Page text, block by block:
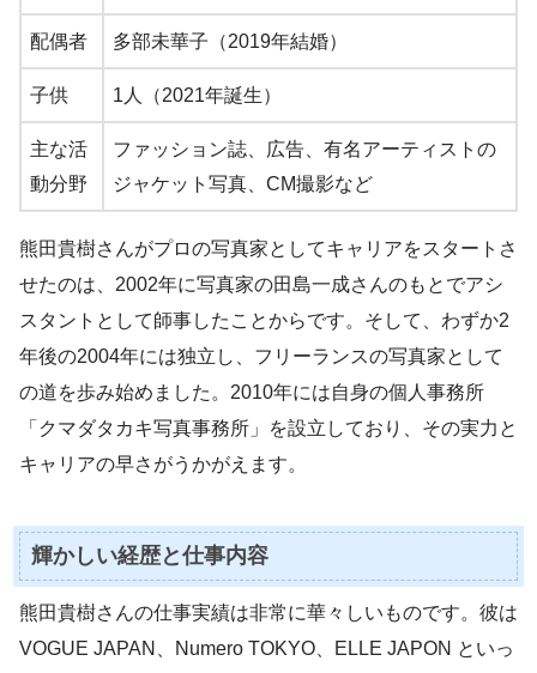
配偶者 多部未華子（2019年結婚）
子供 1人（2021年誕生）
主な活
動分野
ファッション誌、広告、有名アーティストの
ジャケット写真、CM撮影など
熊田貴樹さんがプロの写真家としてキャリアをスタートさ
せたのは、2002年に写真家の田島一成さんのもとでアシ
スタントとして師事したことからです。そして、わずか2
年後の2004年には独立し、フリーランスの写真家として
の道を歩み始めました。2010年には自身の個人事務所
「クマダタカキ写真事務所」を設立しており、その実力と
キャリアの早さがうかがえます。
輝かしい経歴と仕事内容
熊田貴樹さんの仕事実績は非常に華々しいものです。彼は
VOGUE JAPAN、Numero TOKYO、ELLE JAPON といっ